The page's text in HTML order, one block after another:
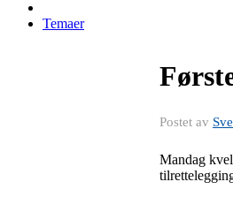
Temaer
Postet av
Mandag